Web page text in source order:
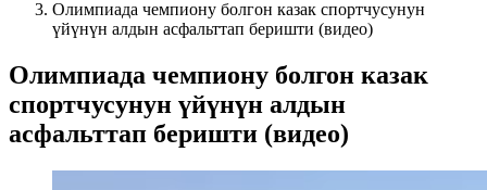
Олимпиада чемпиону болгон казак спортчусунун
үйүнүн алдын асфальттап беришти (видео)
Олимпиада чемпиону болгон казак
спортчусунун үйүнүн алдын
асфальттап беришти (видео)